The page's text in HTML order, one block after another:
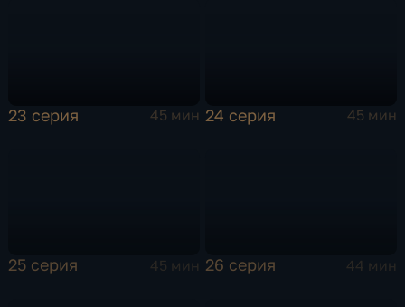
23 серия 45 мин 24 серия 45 мин
25 серия 45 мин 26 серия 44 мин